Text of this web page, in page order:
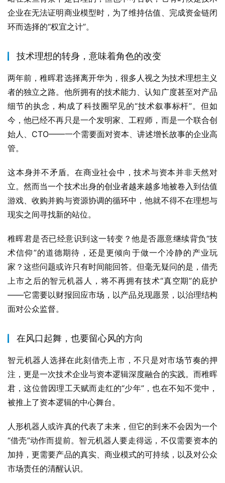
企业在无法证明商业模型时，为了维持估值、完成资金链闭
环而选择的“权宜之计”。
技术理想的转身，意味着角色的改变
两年前，稚晖君选择离开华为，很多人视之为技术理想主义
者的独立之路。他所拥有的技术能力、认知广度甚至对产品
细节的执念，构成了科技圈罕见的“技术叙事标杆”。但如
今，他已经不再只是一个发明家、工程师，而是一个联合创
始人、CTO——一个需要面对资本、讲述增长故事的企业高
管。
这本身并不矛盾。在商业社会中，技术与资本并非天然对
立。然而当一个技术出身的创业者越来越多地被卷入到估值
游戏、收购并购与资源协调的循环中，他就不得不在理想与
现实之间寻找新的站位。
稚晖君是否已经意识到这一转变？他是否愿意继续背负“技
术信仰”的道德期待，还是更倾向于做一个冷静的产业玩
家？这些问题或许只有时间能回答。但毫无疑问的是，借壳
上市之后的智元机器人，将不再拥有技术“真空期”的庇护
——它需要以财报回应市场，以产品兑现愿景，以治理结构
面对公众监督。
在风口起舞，也要留心风的方向
智元机器人选择在此刻借壳上市，不只是对市场节奏的押
注，更是一次技术企业与资本逻辑深度融合的实践。而稚晖
君，这位曾因理工天赋而走红的“少年”，也在不知不觉中，
被推上了资本逻辑的中心舞台。
人形机器人或许真的代表了未来，但它的到来不会因为一个
“借壳”动作而提前。智元机器人要走得远，不仅需要资本的
加持，更需要产品的真实、商业模式的可持续，以及对公众
市场责任的清醒认识。